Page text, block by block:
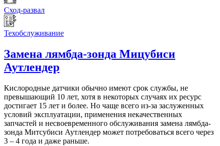
Сход-развал
Техобслуживание
Замена лямбда-зонда Мицубиси
Аутлендер
Кислородные датчики обычно имеют срок службы, не
превышающий 10 лет, хотя в некоторых случаях их ресурс
достигает 15 лет и более. Но чаще всего из-за заслуженных
условий эксплуатации, применения некачественных
запчастей и несвоевременного обслуживания замена лямбда-
зонда Митсубиси Аутлендер может потребоваться всего через
3 – 4 года и даже раньше.